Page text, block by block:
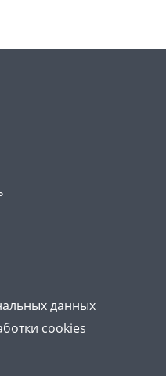
данных
cookies